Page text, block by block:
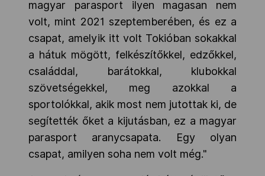
magyar parasport ilyen magasan nem
volt, mint 2021 szeptemberében, és ez a
csapat, amelyik itt volt Tokióban sokakkal
a hátuk mögött, felkészítőkkel, edzőkkel,
családdal, barátokkal, klubokkal
szövetségekkel, meg azokkal a
sportolókkal, akik most nem jutottak ki, de
segítették őket a kijutásban, ez a magyar
parasport aranycsapata. Egy olyan
csapat, amilyen soha nem volt még."